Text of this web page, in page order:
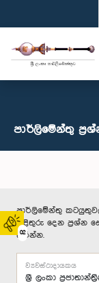
02
පාර්ලි‌මේන්තු‌
පාර්ලිමේන්තු
පිළිතුරු දෙන ප්‍රශ්න
කරන්න.
ව්‍යවස්ථාදායකය